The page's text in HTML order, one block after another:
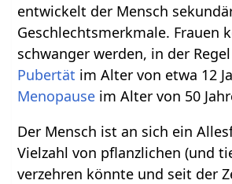
entwickelt der Mensch
Geschlechtsmerkmale. Frauen
schwanger werden, in der
Pubertät im Alter von etwa 12
Menopause im Alter von 50
Der Mensch ist an sich ein
Vielzahl von pflanzlichen (und
verzehren könnte und seit der